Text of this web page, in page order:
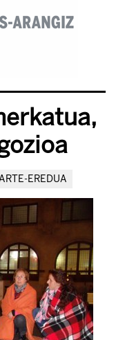
EREDUA